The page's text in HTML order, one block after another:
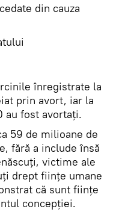
din cauza
înregistrate la
prin avort, iar la
au fost avortați.
59 de milioane de
fără a include însă
victime ale
drept ființe umane
că sunt ființe
concepției.